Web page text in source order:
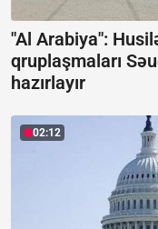
"Al Arabiya":
qruplaşmaları
hazırlayır
02:12